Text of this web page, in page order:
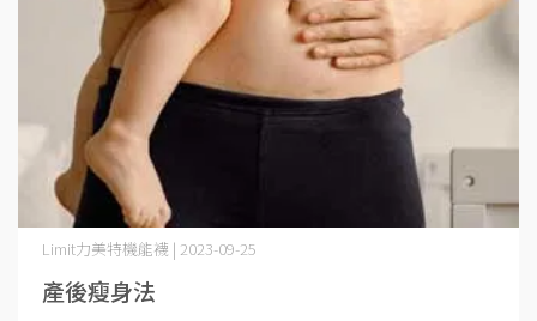
產後瘦身法
Limit力美特機能襪 | 2023-09-25